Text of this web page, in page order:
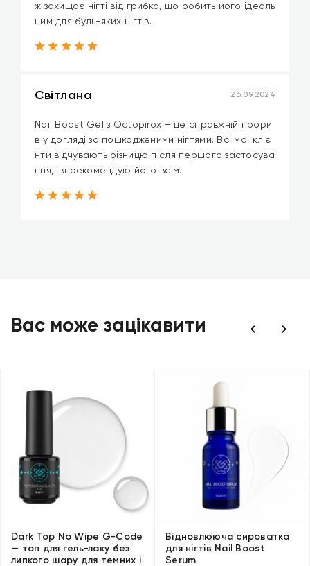
ж захищає нігті від грибка, що робить його ідеаль
ним для будь-яких нігтів.
Світлана 26.09.2024
Nail Boost Gel з Octopirox – це справжній прори
в у догляді за пошкодженими нігтями. Всі мої кліє
нти відчувають різницю після першого застосува
ння, і я рекомендую його всім.
Вас може зацікавити
Dark Top No Wipe G-Code
— топ для гель-лаку без
липкого шару для темних і
Відновлююча сироватка
для нігтів Nail Boost
Serum